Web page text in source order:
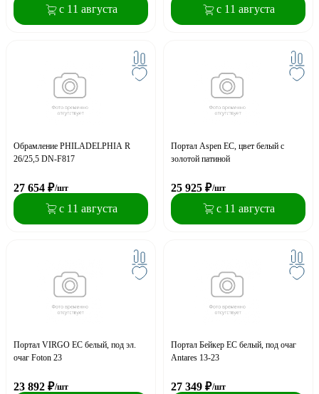
с 11 августа с 11 августа
Обрамление PHILADELPHIA R
26/25,5 DN-F817
27 654 ₽/шт
с 11 августа
Портал Aspen ЕС, цвет белый с
золотой патиной
25 925 ₽/шт
с 11 августа
Портал VIRGO EC белый, под эл.
очаг Foton 23
23 892 ₽/шт
Портал Бейкер ЕС белый, под очаг
Antares 13-23
27 349 ₽/шт